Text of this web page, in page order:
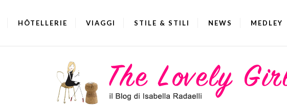
HÔTELLERIE VIAGGI STILE & STILI NEWS MEDLEY